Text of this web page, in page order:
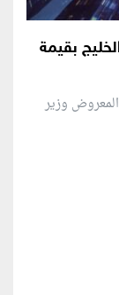
بقيمة
وزير